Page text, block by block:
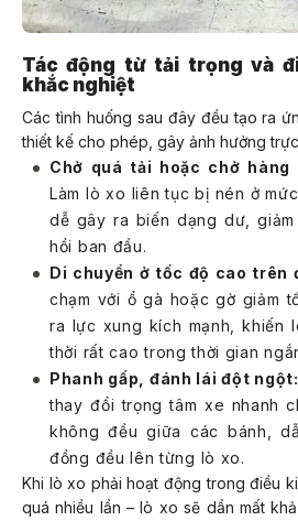
Tác động từ tải trọng và
khắc nghiệt
Các tình huống sau đây đều tạo ra
thiết kế cho phép, gây ảnh hưởng
Chở quá tải hoặc chở hàng
Làm lò xo liên tục bị nén ở
dễ gây ra biến dạng dư,
hồi ban đầu.
Di chuyển ở tốc độ cao trên
chạm với ổ gà hoặc gờ giảm
ra lực xung kích mạnh, khiến
thời rất cao trong thời gian
Phanh gấp, đánh lái đột ngột:
thay đổi trọng tâm xe nhanh
không đều giữa các bánh,
đồng đều lên từng lò xo.
Khi lò xo phải hoạt động trong điều
quá nhiều lần – lò xo sẽ dần mất